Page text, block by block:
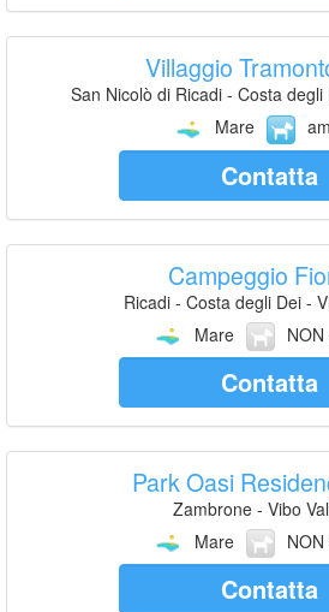
Villaggio
San Nicolò di Ricadi - Costa
Mare
Contatta
Campeggio
Ricadi - Costa degli Dei -
Mare
Contatta
Park Oasi
Zambrone - Vibo
Mare
Contatta